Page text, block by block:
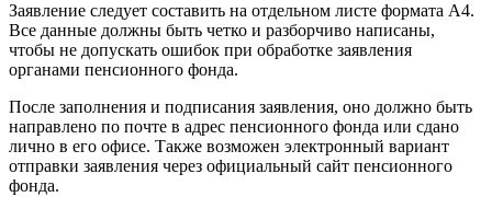
Заявление следует составить на отдельном листе формата А4.
Все данные должны быть четко и разборчиво написаны,
чтобы не допускать ошибок при обработке заявления
органами пенсионного фонда.
После заполнения и подписания заявления, оно должно быть
направлено по почте в адрес пенсионного фонда или сдано
лично в его офисе. Также возможен электронный вариант
отправки заявления через официальный сайт пенсионного
фонда.